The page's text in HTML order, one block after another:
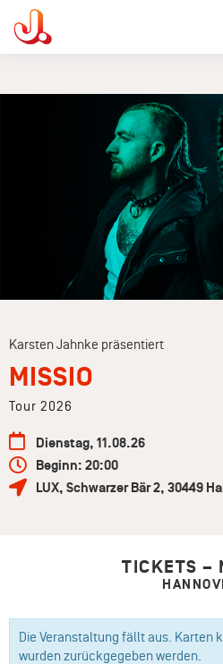
Karsten Jahnke präsentiert
MISSIO
Tour 2026
Dienstag, 11.08.26
Beginn: 20:00
LUX, Schwarzer Bär 2, 30449
TICKETS –
Die Veranstaltung fällt aus. Karten
wurden zurückgegeben werden.